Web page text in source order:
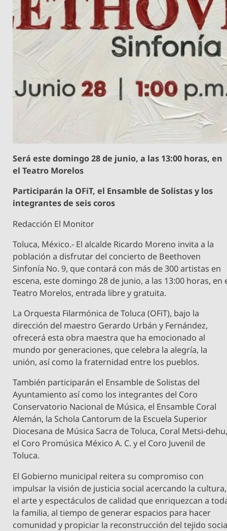
Será este domingo 28 de junio, a las 13:00 horas, en
el Teatro Morelos
Participarán la OFiT, el Ensamble de Solistas y los
integrantes de seis coros
Redacción El Monitor
Toluca, México.- El alcalde Ricardo Moreno invita a la
población a disfrutar del concierto de Beethoven
Sinfonía No. 9, que contará con más de 300 artistas en
escena, este domingo 28 de junio, a las 13:00 horas, en
Teatro Morelos, entrada libre y gratuita.
La Orquesta Filarmónica de Toluca (OFiT), bajo la
dirección del maestro Gerardo Urbán y Fernández,
ofrecerá esta obra maestra que ha emocionado al
mundo por generaciones, que celebra la alegría, la
unión, así como la fraternidad entre los pueblos.
También participarán el Ensamble de Solistas del
Ayuntamiento así como los integrantes del Coro
Conservatorio Nacional de Música, el Ensamble Coral
Alemán, la Schola Cantorum de la Escuela Superior
Diocesana de Música Sacra de Toluca, Coral Metsi-
el Coro Promúsica México A. C. y el Coro Juvenil de
Toluca.
El Gobierno municipal reitera su compromiso con
impulsar la visión de justicia social acercando la cultura,
el arte y espectáculos de calidad que enriquezcan a
la familia, al tiempo de generar espacios para hacer
comunidad y propiciar la reconstrucción del tejido